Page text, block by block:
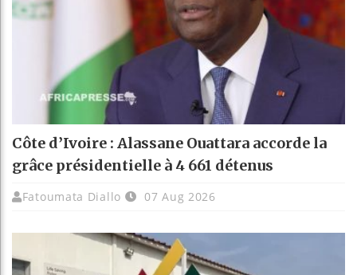
Côte d’Ivoire : Alassane Ouattara accorde la
grâce présidentielle à 4 661 détenus
Fatoumata Diallo 07 Aug 2026